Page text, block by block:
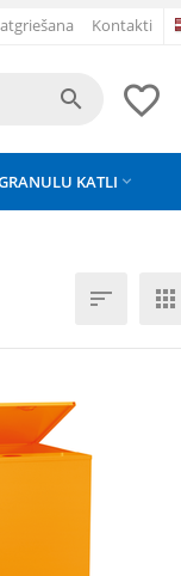
Kontakti


KATLI 
 